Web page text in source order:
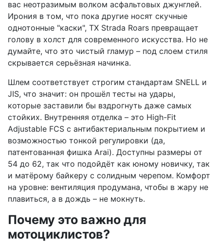
вас неотразимым волком асфальтовых джунглей.
Ирония в том, что пока другие носят скучные
однотонные "каски", TX Strada Roars превращает
голову в холст для современного искусства. Но не
думайте, что это чистый гламур – под слоем стиля
скрывается серьёзная начинка.
Шлем соответствует строгим стандартам SNELL и
JIS, что значит: он прошёл тесты на удары,
которые заставили бы вздрогнуть даже самых
стойких. Внутренняя отделка – это High-Fit
Adjustable FCS с антибактериальным покрытием и
возможностью тонкой регулировки (да,
патентованная фишка Arai). Доступны размеры от
54 до 62, так что подойдёт как юному новичку, так
и матёрому байкеру с солидным черепом. Комфорт
на уровне: вентиляция продумана, чтобы в жару не
плавиться, а в дождь – не мокнуть.
Почему это важно для
мотоциклистов?